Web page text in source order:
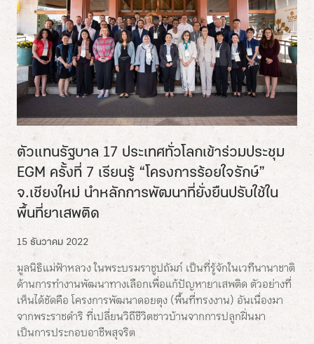
ตัวแทนรัฐบาล 17 ประเทศทั่วโลกเข้าร่วมประชุม
EGM ครั้งที่ 7 เรียนรู้ “โครงการร้อยใจรักษ์”
จ.เชียงใหม่ นำหลักการพัฒนาที่ยั่งยืนปรับใช้ใน
พื้นที่ยาเสพติด
15 ธันวาคม 2022
มูลนิธิแม่ฟ้าหลวง ในพระบรมราชูปถัมภ์ เป็นที่รู้จักในเวทีนานาชาติ
ด้านการทำงานพัฒนาทางเลือกเพื่อแก้ปัญหายาเสพติด ตัวอย่างที่
เห็นได้ชัดคือ โครงการพัฒนาดอยตุง (พื้นที่ทรงงาน) อันเนื่องมา
จากพระราชดำริ ที่เปลี่ยนวิถีชีวิตชาวบ้านจากการปลูกฝิ่นมา
เป็นการประกอบอาชีพสุจริต